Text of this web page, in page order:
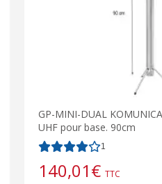
GP-MINI-DUAL
UHF pour base. 90cm
1
140,01€ TTC